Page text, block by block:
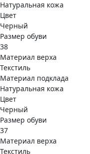
Натуральная кожа
Цвет
Черный
Размер обуви
38
Материал верха
Текстиль
Материал подклада
Натуральная кожа
Цвет
Черный
Размер обуви
37
Материал верха
Текстиль